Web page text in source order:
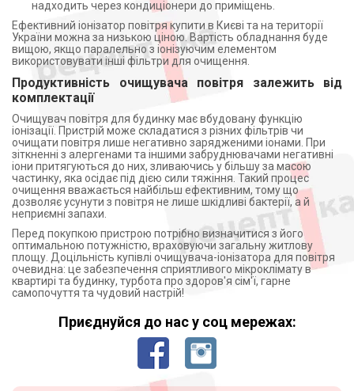
надходить через кондиціонери до приміщень.
Ефективний іонізатор повітря купити в Києві та на території
України можна за низькою ціною. Вартість обладнання буде
вищою, якщо паралельно з іонізуючим елементом
використовувати інші фільтри для очищення.
Продуктивність очищувача повітря залежить від
комплектації
Очищувач повітря для будинку має вбудовану функцію
іонізації. Пристрій може складатися з різних фільтрів чи
очищати повітря лише негативно зарядженими іонами. При
зіткненні з алергенами та іншими забруднювачами негативні
іони притягуються до них, зливаючись у більшу за масою
частинку, яка осідає під дією сили тяжіння. Такий процес
очищення вважається найбільш ефективним, тому що
дозволяє усунути з повітря не лише шкідливі бактерії, а й
неприємні запахи.
Перед покупкою пристрою потрібно визначитися з його
оптимальною потужністю, враховуючи загальну житлову
площу. Доцільність купівлі очищувача-іонізатора для повітря
очевидна: це забезпечення сприятливого мікроклімату в
квартирі та будинку, турбота про здоров'я сім'ї, гарне
самопочуття та чудовий настрій!
Приєднуйся до нас у соц мережах: